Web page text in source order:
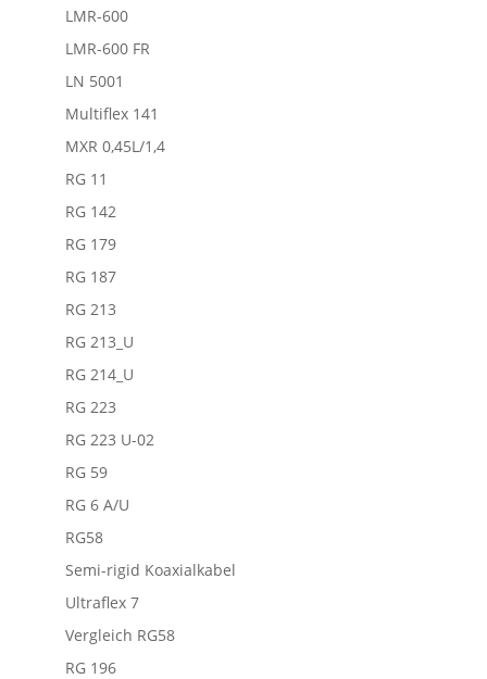
LMR-600
LMR-600 FR
LN 5001
Multiflex 141
MXR 0,45L/1,4
RG 11
RG 142
RG 179
RG 187
RG 213
RG 213_U
RG 214_U
RG 223
RG 223 U-02
RG 59
RG 6 A/U
RG58
Semi-rigid Koaxialkabel
Ultraflex 7
Vergleich RG58
RG 196